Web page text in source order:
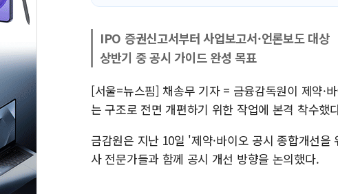
IPO 증권신고서부터 사업보고서·언론보도 대상
상반기 중 공시 가이드 완성 목표
[서울=뉴스핌] 채송무 기자 = 금융감독원이 제약·
는 구조로 전면 개편하기 위한 작업에 본격 착수했
금감원은 지난 10일 '제약·바이오 공시 종합개선
사 전문가들과 함께 공시 개선 방향을 논의했다.